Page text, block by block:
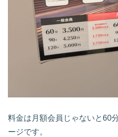
料金は月額会員じゃないと60
ージです。